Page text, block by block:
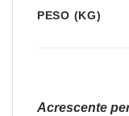
PESO (KG)
Acrescente